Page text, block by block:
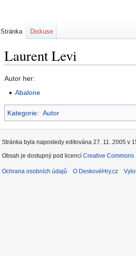
Laurent Levi
Skočit
Skočit
Autor her:
Abalone
Kategorie: Autor
Stránka Diskuse
Stránka byla naposledy editována 27. 11. 2005 v
Obsah je dostupný pod licencí Creative
Ochrana osobních údajů O DeskovéHry.cz